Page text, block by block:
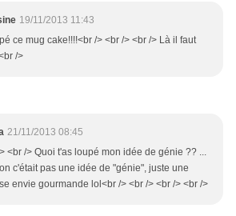
19/11/2013 11:43
ce mug cake!!!!<br /> <br /> <br /> Là il faut
/>
21/11/2013 08:45
<br /> Quoi t'as loupé mon idée de génie ?? ...
c'était pas une idée de "génie", juste une
envie gourmande lol<br /> <br /> <br /> <br />